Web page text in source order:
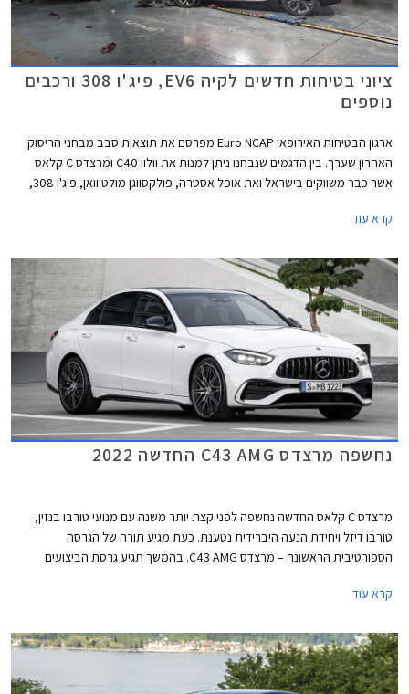
ציוני בטיחות חדשים לקיה EV6, פיג'ו 308 ורכבים
נוספים
ארגון הבטיחות האירופאי Euro NCAP מפרסם את תוצאות סבב מבחני הריסוק
האחרון שערך. בין הדגמים שנבחנו ניתן למנות את וולוו C40 ומרצדס C קלאס
אשר כבר משווקים בישראל ואת אופל אסטרה, פולקסווגן מולטיוואן, פיג'ו 308,
קרא עוד
נחשפה מרצדס C43 AMG החדשה 2022
מרצדס C קלאס החדשה נחשפה לפני קצת יותר משנה עם מנועי טורבו בנזין,
טורבו דיזל ויחידת הנעה היברידית נטענת. כעת מגיע תורה של הגרסה
הספורטיבית הראשונה – מרצדס C43 AMG. בהמשך תגיע גרסת הביצועים
קרא עוד